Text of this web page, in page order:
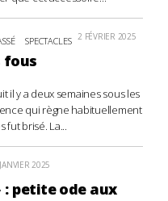
SPECTACLES 2 FÉVRIER 2025
fous
il y a deux semaines sous les
qui règne habituellement
fut brisé. La...
2025
: petite ode aux